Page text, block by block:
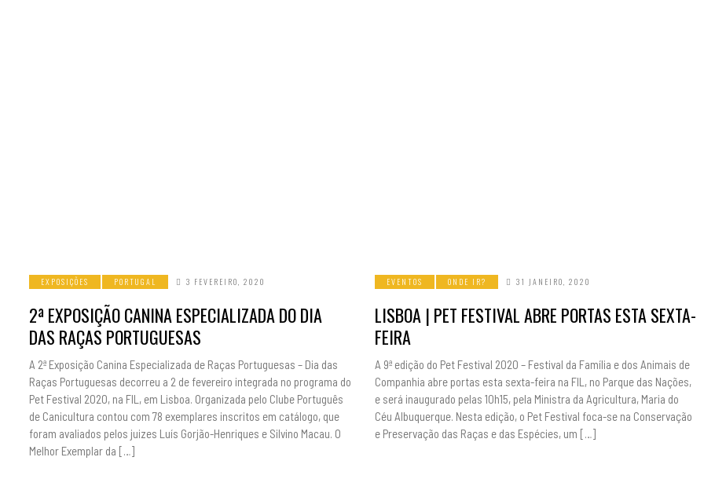
EXPOSIÇÕES PORTUGAL 3 FEVEREIRO, 2020
2ª EXPOSIÇÃO CANINA ESPECIALIZADA DO DIA
DAS RAÇAS PORTUGUESAS
A 2ª Exposição Canina Especializada de Raças Portuguesas – Dia das
Raças Portuguesas decorreu a 2 de fevereiro integrada no programa do
Pet Festival 2020, na FIL, em Lisboa. Organizada pelo Clube Português
de Canicultura contou com 78 exemplares inscritos em catálogo, que
foram avaliados pelos juizes Luís Gorjão-Henriques e Silvino Macau. O
Melhor Exemplar da […]
EVENTOS ONDE IR? 31 JANEIRO, 2020
LISBOA | PET FESTIVAL ABRE PORTAS ESTA SEXTA-
FEIRA
A 9ª edição do Pet Festival 2020 – Festival da Família e dos Animais de
Companhia abre portas esta sexta-feira na FIL, no Parque das Nações,
e será inaugurado pelas 10h15, pela Ministra da Agricultura, Maria do
Céu Albuquerque. Nesta edição, o Pet Festival foca-se na Conservação
e Preservação das Raças e das Espécies, um […]